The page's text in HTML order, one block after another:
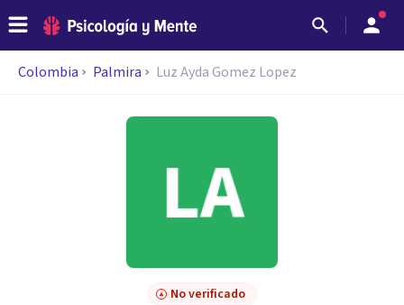
Colombia Palmira Luz Ayda Gomez Lopez
No verificado